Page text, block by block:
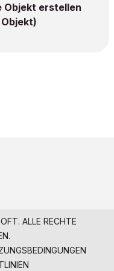
Objekt erstellen
ALLE RECHTE